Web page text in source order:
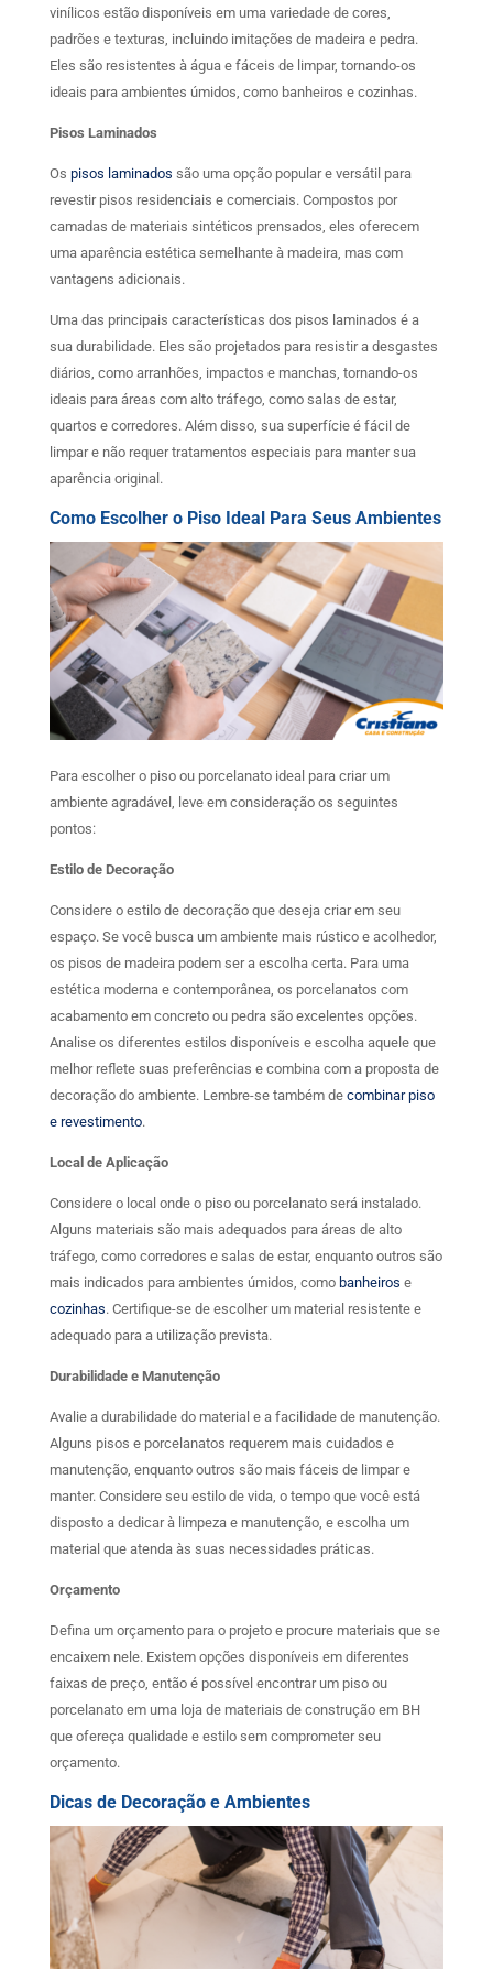
vinílicos estão disponíveis em uma variedade de cores,
padrões e texturas, incluindo imitações de madeira e pedra.
Eles são resistentes à água e fáceis de limpar, tornando-os
ideais para ambientes úmidos, como banheiros e cozinhas.
Pisos Laminados
Os pisos laminados são uma opção popular e versátil para
revestir pisos residenciais e comerciais. Compostos por
camadas de materiais sintéticos prensados, eles oferecem
uma aparência estética semelhante à madeira, mas com
vantagens adicionais.
Uma das principais características dos pisos laminados é a
sua durabilidade. Eles são projetados para resistir a desgastes
diários, como arranhões, impactos e manchas, tornando-os
ideais para áreas com alto tráfego, como salas de estar,
quartos e corredores. Além disso, sua superfície é fácil de
limpar e não requer tratamentos especiais para manter sua
aparência original.
Como Escolher o Piso Ideal Para Seus Ambientes
Para escolher o piso ou porcelanato ideal para criar um
ambiente agradável, leve em consideração os seguintes
pontos:
Estilo de Decoração
Considere o estilo de decoração que deseja criar em seu
espaço. Se você busca um ambiente mais rústico e acolhedor,
os pisos de madeira podem ser a escolha certa. Para uma
estética moderna e contemporânea, os porcelanatos com
acabamento em concreto ou pedra são excelentes opções.
Analise os diferentes estilos disponíveis e escolha aquele que
melhor reflete suas preferências e combina com a proposta de
decoração do ambiente. Lembre-se também de combinar piso
e revestimento.
Local de Aplicação
Considere o local onde o piso ou porcelanato será instalado.
Alguns materiais são mais adequados para áreas de alto
tráfego, como corredores e salas de estar, enquanto outros são
mais indicados para ambientes úmidos, como banheiros e
cozinhas. Certifique-se de escolher um material resistente e
adequado para a utilização prevista.
Durabilidade e Manutenção
Avalie a durabilidade do material e a facilidade de manutenção.
Alguns pisos e porcelanatos requerem mais cuidados e
manutenção, enquanto outros são mais fáceis de limpar e
manter. Considere seu estilo de vida, o tempo que você está
disposto a dedicar à limpeza e manutenção, e escolha um
material que atenda às suas necessidades práticas.
Orçamento
Defina um orçamento para o projeto e procure materiais que se
encaixem nele. Existem opções disponíveis em diferentes
faixas de preço, então é possível encontrar um piso ou
porcelanato em uma loja de materiais de construção em BH
que ofereça qualidade e estilo sem comprometer seu
orçamento.
Dicas de Decoração e Ambientes